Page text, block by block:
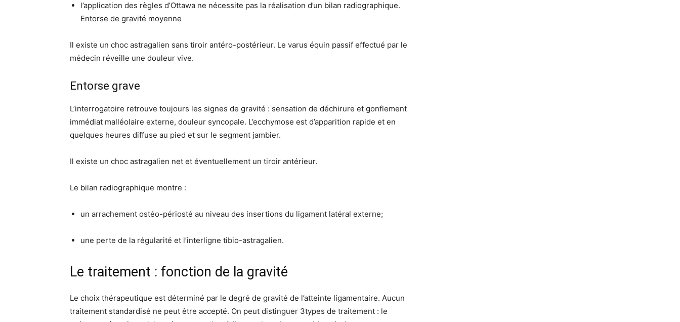
l’application des règles d’Ottawa ne nécessite pas la réalisation d’un bilan radiographique.
Entorse de gravité moyenne
Il existe un choc astragalien sans tiroir antéro-postérieur. Le varus équin passif effectué par le
médecin réveille une douleur vive.
Entorse grave
L’interrogatoire retrouve toujours les signes de gravité : sensation de déchirure et gonflement
immédiat malléolaire externe, douleur syncopale. L’ecchymose est d’apparition rapide et en
quelques heures diffuse au pied et sur le segment jambier.
Il existe un choc astragalien net et éventuellement un tiroir antérieur.
Le bilan radiographique montre :
un arrachement ostéo-périosté au niveau des insertions du ligament latéral externe;
une perte de la régularité et l’interligne tibio-astragalien.
Le traitement : fonction de la gravité
Le choix thérapeutique est déterminé par le degré de gravité de l’atteinte ligamentaire. Aucun
traitement standardisé ne peut être accepté. On peut distinguer 3types de traitement : le